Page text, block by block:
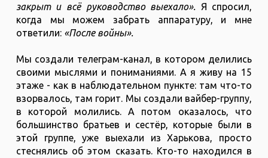
закрыт и всё руководство выехало». Я спросил,
когда мы можем забрать аппаратуру, и мне
ответили: «После войны».
Мы создали телеграм-канал, в котором делились
своими мыслями и пониманиями. А я живу на 15
этаже - как в наблюдательном пункте: там что-то
взорвалось, там горит. Мы создали вайбер-группу,
в которой молились. А потом оказалось, что
большинство братьев и сестёр, которые были в
этой группе, уже выехали из Харькова, просто
стеснялись об этом сказать. Кто-то находился в